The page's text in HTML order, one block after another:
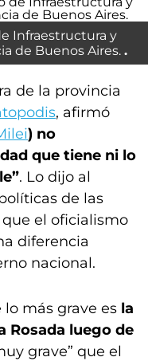
Infraestructura y
de Buenos Aires.
de la provincia
, afirmó
) no
que tiene ni lo
. Lo dijo al
de las
el oficialismo
diferencia
nacional.
más grave es la
Rosada luego de
grave” que el